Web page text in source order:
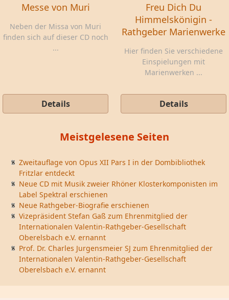
Messe von Muri
Neben der Missa von Muri
finden sich auf dieser CD noch
...
Details
Freu Dich Du
Himmelskönigin -
Rathgeber Marienwerke
Hier finden Sie verschiedene
Einspielungen mit
Marienwerken ...
Details
Meistgelesene Seiten
Zweitauflage von Opus XII Pars I in der Dombibliothek
Fritzlar entdeckt
Neue CD mit Musik zweier Rhöner Klosterkomponisten im
Label Spektral erschienen
Neue Rathgeber-Biografie erschienen
Vizepräsident Stefan Gaß zum Ehrenmitglied der
Internationalen Valentin-Rathgeber-Gesellschaft
Oberelsbach e.V. ernannt
Prof. Dr. Charles Jurgensmeier SJ zum Ehrenmitglied der
Internationalen Valentin-Rathgeber-Gesellschaft
Oberelsbach e.V. ernannt